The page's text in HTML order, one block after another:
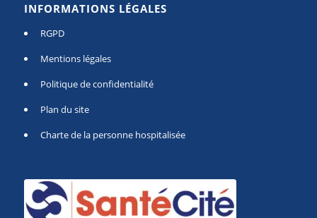
INFORMATIONS LÉGALES
RGPD
Mentions légales
Politique de confidentialité
Plan du site
Charte de la personne hospitalisée